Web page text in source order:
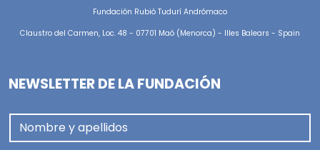
Fundación Rubió Tudurí Andrómaco
Claustro del Carmen, Loc. 48 - 07701 Maó (Menorca) - Illes Balears - Spain
NEWSLETTER DE LA FUNDACIÓN
Nombre y apellidos